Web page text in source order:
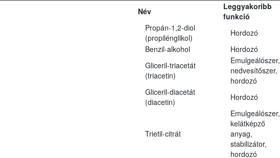
Név
Leggyakoribb
funkció
Propán-1,2-diol
(propilénglikol)
Hordozó
Benzil-alkohol Hordozó
Gliceril-triacetát
(triacetin)
Emulgeálószer,
nedvesítőszer,
hordozó
Gliceril-diacetát
(diacetin)
Hordozó
Trietil-citrát
Emulgeálószer,
kelátképző
anyag,
stabilizátor,
hordozó